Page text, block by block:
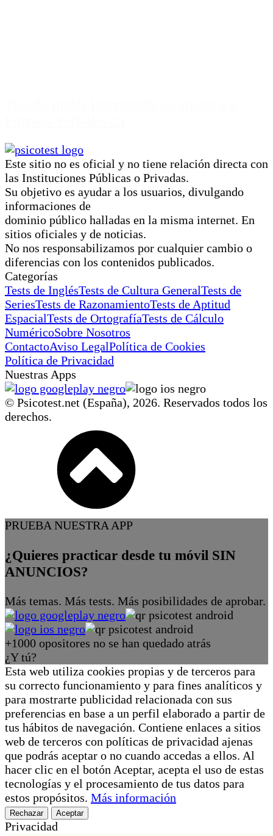
Este sitio no es oficial y no tiene relación directa con
las Instituciones Públicas o Privadas.
Su objetivo es ayudar a los usuarios, divulgando
informaciones de
dominio público halladas en la misma internet. En
sitios oficiales y de noticias.
No nos responsabilizamos por cualquier cambio o
diferencias con los contenidos publicados.
Categorías
Tests de InglésTests de Cultura GeneralTests de
SeriesTests de RazonamientoTests de Aptitud
EspacialTests de OrtografíaTests de Cálculo
NuméricoSobre Nosotros
ContactoAviso LegalPolítica de Cookies
Política de Privacidad
Nuestras Apps
© Psicotest.net (España), 2026. Reservados todos los
derechos.
PRUEBA NUESTRA APP
¿Quieres practicar desde tu móvil SIN
ANUNCIOS?
Más temas. Más tests. Más posibilidades de aprobar.
+1000 opositores no se han quedado atrás
¿Y tú?
Esta web utiliza cookies propias y de terceros para
su correcto funcionamiento y para fines analíticos y
para mostrarte publicidad relacionada con sus
preferencias en base a un perfil elaborado a partir de
tus hábitos de navegación. Contiene enlaces a sitios
web de terceros con políticas de privacidad ajenas
que podrás aceptar o no cuando accedas a ellos. Al
hacer clic en el botón Aceptar, acepta el uso de estas
tecnologías y el procesamiento de tus datos para
estos propósitos. Más información
Rechazar Aceptar
Privacidad